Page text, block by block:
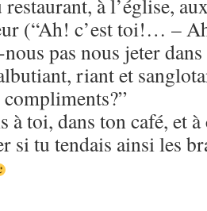
restaurant, à l’église,
(“Ah! c’est toi!… –
pas nous jeter
riant et
à toi, dans ton café, et
si tu tendais ainsi les